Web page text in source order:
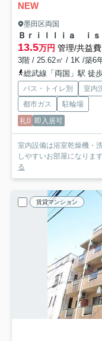
NEW
墨田区両国
Ｂｒｉｌｌｉａ ｉ
13.5万円 管理/共益
3階 / 25.62㎡ / 1K /築6
総武線「両国」駅 徒
バス・トイレ別 室内
都市ガス
駐輪場
礼0 即入居可
室内設備は浴室乾燥機・
しやすいお部屋になりま
る
賃貸マンション